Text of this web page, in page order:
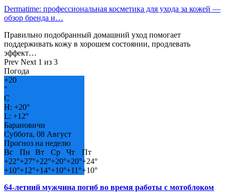
Dermatime: профессиональная косметика для ухода за кожей —
обзор бренда и…
Правильно подобранный домашний уход помогает
поддерживать кожу в хорошем состоянии, продлевать
эффект…
Prev Next 1 из 3
Погода
+20
°
C
H: +20°
L: +12°
Барановичи
Суббота, 08 Август
Прогноз на неделю
Вс
Пн Вт Ср Чт
Пт
+22°+27°+22°+20°+20°+24°
+10°+12°+14°+10°+11°+10°
64-летний мужчина погиб во время работы с мотоблоком